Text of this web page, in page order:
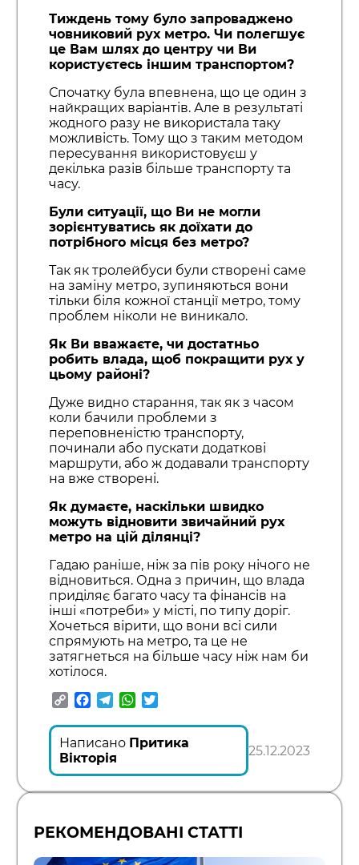
Тиждень тому було запроваджено
човниковий рух метро. Чи полегшує
це Вам шлях до центру чи Ви
користуєтесь іншим транспортом?
Спочатку була впевнена, що це один з
найкращих варіантів. Але в результаті
жодного разу не використала таку
можливість. Тому що з таким методом
пересування використовуєш у
декілька разів більше транспорту та
часу.
Були ситуації, що Ви не могли
зорієнтуватись як доїхати до
потрібного місця без метро?
Так як тролейбуси були створені саме
на заміну метро, зупиняються вони
тільки біля кожної станції метро, тому
проблем ніколи не виникало.
Як Ви вважаєте, чи достатньо
робить влада, щоб покращити рух у
цьому районі?
Дуже видно старання, так як з часом
коли бачили проблеми з
переповненістю транспорту,
починали або пускати додаткові
маршрути, або ж додавали транспорту
на вже створені.
Як думаєте, наскільки швидко
можуть відновити звичайний рух
метро на цій ділянці?
Гадаю раніше, ніж за пів року нічого не
відновиться. Одна з причин, що влада
приділяє багато часу та фінансів на
інші «потреби» у місті, по типу доріг.
Хочеться вірити, що вони всі сили
спрямують на метро, та це не
затягнеться на більше часу ніж нам би
хотілося.
CopyFacebook
TelegramWhatsApp
Написано Притика
Вікторія
25.12.2023
РЕКОМЕНДОВАНІ СТАТТІ